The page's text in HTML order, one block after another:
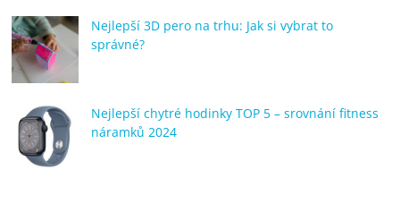
Nejlepší 3D pero na trhu: Jak si vybrat to
správné?
Nejlepší chytré hodinky TOP 5 – srovnání fitness
náramků 2024